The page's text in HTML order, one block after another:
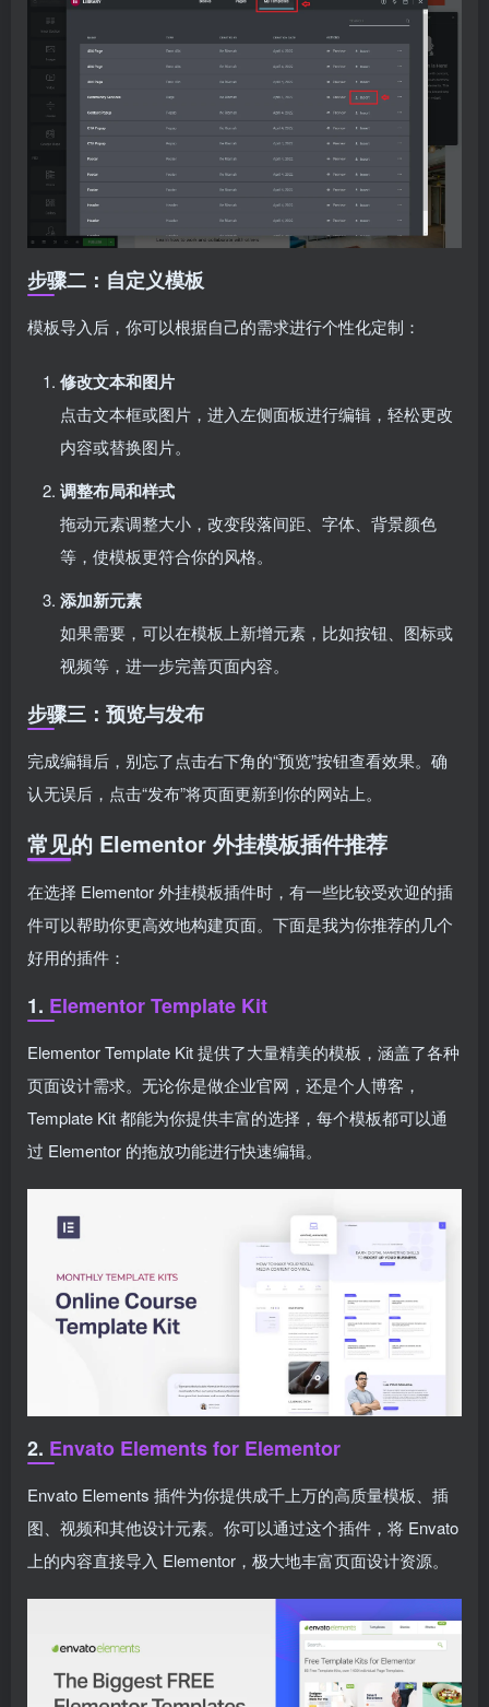
步骤二：自定义模板
模板导入后，你可以根据自己的需求进行个性化定制：
修改文本和图片
点击文本框或图片，进入左侧面板进行编辑，轻松更改
内容或替换图片。
调整布局和样式
拖动元素调整大小，改变段落间距、字体、背景颜色
等，使模板更符合你的风格。
添加新元素
如果需要，可以在模板上新增元素，比如按钮、图标或
视频等，进一步完善页面内容。
步骤三：预览与发布
完成编辑后，别忘了点击右下角的“预览”按钮查看效果。确
认无误后，点击“发布”将页面更新到你的网站上。
常见的 Elementor 外挂模板插件推荐
在选择 Elementor 外挂模板插件时，有一些比较受欢迎的插
件可以帮助你更高效地构建页面。下面是我为你推荐的几个
好用的插件：
1. Elementor Template Kit
Elementor Template Kit 提供了大量精美的模板，涵盖了各种
页面设计需求。无论你是做企业官网，还是个人博客，
Template Kit 都能为你提供丰富的选择，每个模板都可以通
过 Elementor 的拖放功能进行快速编辑。
2. Envato Elements for Elementor
Envato Elements 插件为你提供成千上万的高质量模板、插
图、视频和其他设计元素。你可以通过这个插件，将 Envato
上的内容直接导入 Elementor，极大地丰富页面设计资源。